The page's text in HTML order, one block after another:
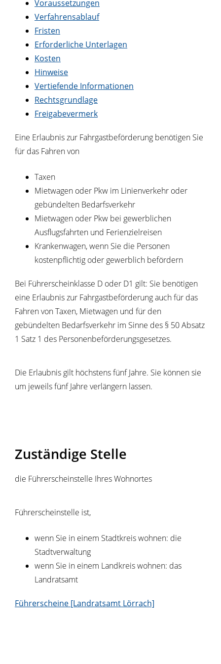
Voraussetzungen
Verfahrensablauf
Fristen
Erforderliche Unterlagen
Kosten
Hinweise
Vertiefende Informationen
Rechtsgrundlage
Freigabevermerk
Eine Erlaubnis zur Fahrgastbeförderung benötigen Sie
für das Fahren von
Taxen
Mietwagen oder Pkw im Linienverkehr oder
gebündelten Bedarfsverkehr
Mietwagen oder Pkw bei gewerblichen
Ausflugsfahrten und Ferienzielreisen
Krankenwagen, wenn Sie die Personen
kostenpflichtig oder gewerblich befördern
Bei Führerscheinklasse D oder D1 gilt: Sie benötigen
eine Erlaubnis zur Fahrgastbeförderung auch für das
Fahren von Taxen, Mietwagen und für den
gebündelten Bedarfsverkehr im Sinne des § 50 Absatz
1 Satz 1 des Personenbeförderungsgesetzes.
Die Erlaubnis gilt höchstens fünf Jahre. Sie können sie
um jeweils fünf Jahre verlängern lassen.
Zuständige Stelle
die Führerscheinstelle Ihres Wohnortes
Führerscheinstelle ist,
wenn Sie in einem Stadtkreis wohnen: die
Stadtverwaltung
wenn Sie in einem Landkreis wohnen: das
Landratsamt
Führerscheine [Landratsamt Lörrach]